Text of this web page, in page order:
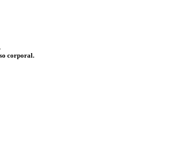
corporal.